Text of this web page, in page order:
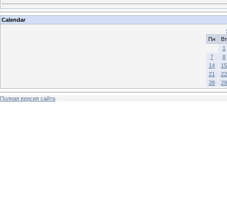
Calendar
Пн
Вт
1
7
8
14
15
21
22
28
29
Полная версия сайта